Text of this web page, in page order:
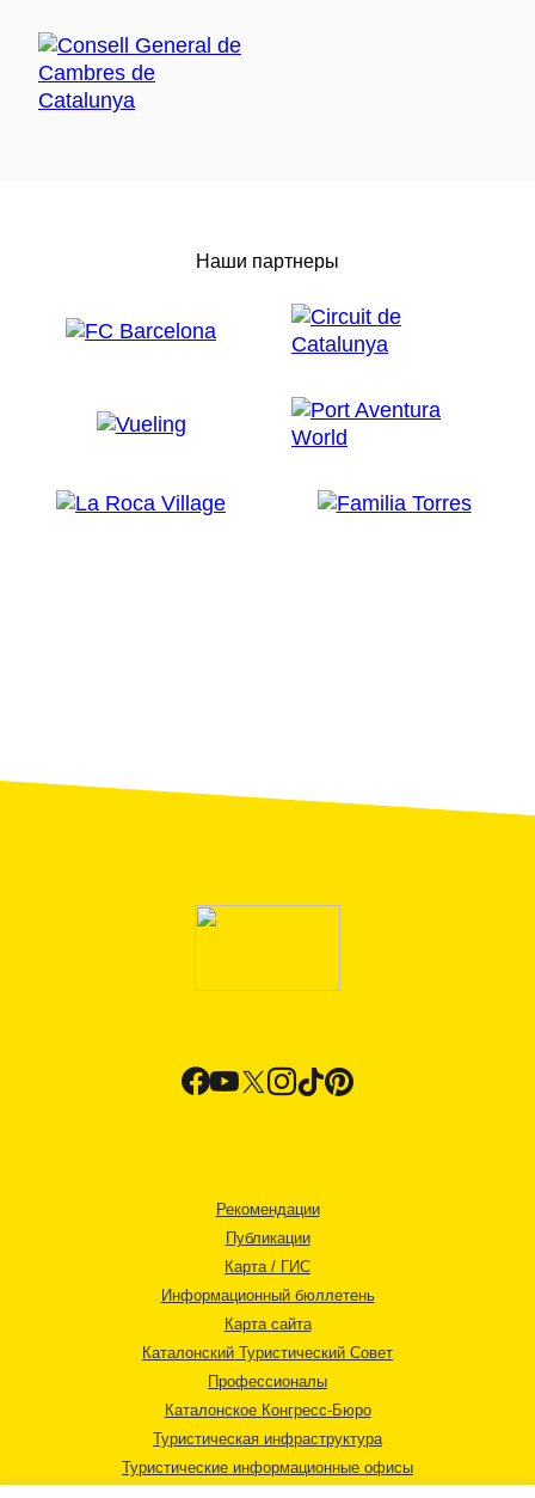
Наши партнеры
Рекомендации
Публикации
Карта / ГИС
Информационный бюллетень
Карта сайта
Каталонский Туристический Совет
Профессионалы
Каталонское Конгресс-Бюро
Туристическая инфраструктура
Туристические информационные офисы